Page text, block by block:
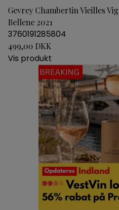
Gevrey Chambertin Vieilles
Bellene 2021
3760191285804
499,00 DKK
Vis produkt